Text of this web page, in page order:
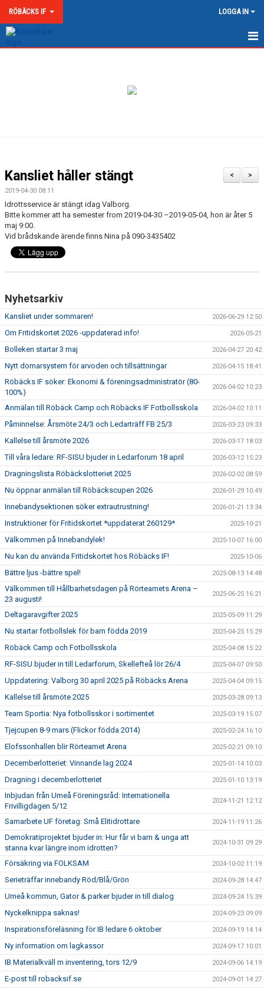
RÖBÄCKS IF LOGGA IN
MATCHER
MEDLEMSKAP & AVGIFTER
RÖBÄCKS ARENA
>
<
Kansliet håller stängt
2019-04-30 08:11
Idrottsservice är stängt idag Valborg.
Bitte kommer att ha semester from 2019-04-30 –2019-05-04, hon är åter 5
maj 9:00.
Vid brådskande ärende finns Nina på 090-3435402
Nyhetsarkiv
Kansliet under sommaren! 2026-06-29 12:50
Om Fritidskortet 2026 -uppdaterad info! 2026-05-21
Bolleken startar 3 maj 2026-04-27 20:42
Nytt domarsystem för arvoden och tillsättningar 2026-04-15 18:41
Röbäcks IF söker: Ekonomi & föreningsadministratör (80-
100%)
2026-04-02 10:23
Anmälan till Röbäck Camp och Röbäcks IF Fotbollsskola 2026-04-02 10:11
Påminnelse: Årsmöte 24/3 och Ledarträff FB 25/3 2026-03-23 09:33
Kallelse till årsmöte 2026 2026-03-17 18:03
Till våra ledare: RF-SISU bjuder in Ledarforum 18 april 2026-03-12 15:23
Dragningslista Röbäckslotteriet 2025 2026-02-02 08:59
Nu öppnar anmälan till Röbäckscupen 2026 2026-01-29 10:49
Innebandysektionen söker extrautrustning! 2026-01-21 13:34
Instruktioner för Fritidskortet *uppdaterat 260129* 2025-10-21
Välkommen på Innebandylek! 2025-10-07 16:00
Nu kan du använda Fritidskortet hos Röbäcks IF! 2025-10-06
Bättre ljus -bättre spel! 2025-08-13 14:48
Välkommen till Hållbarhetsdagen på Rörteamets Arena –
23 augusti!
2025-06-25 16:21
Deltagaravgifter 2025 2025-05-09 11:29
Nu startar fotbollslek för barn födda 2019 2025-04-25 15:29
Röbäck Camp och Fotbollsskola 2025-04-08 15:22
RF-SISU bjuder in till Ledarforum, Skellefteå lör 26/4 2025-04-07 09:50
Uppdatering: Valborg 30 april 2025 på Röbäcks Arena 2025-04-04 09:15
Kallelse till årsmöte 2025 2025-03-28 09:13
Team Sportia: Nya fotbollsskor i sortimentet 2025-03-19 15:07
Tjejcupen 8-9 mars (Flickor födda 2014) 2025-02-24 16:10
Elofssonhallen blir Rörteamet Arena 2025-02-21 09:10
Decemberlotteriet: Vinnande lag 2024 2025-01-14 10:03
Dragning i decemberlotteriet 2025-01-10 13:19
Inbjudan från Umeå Föreningsråd: Internationella
Frivilligdagen 5/12
2024-11-21 12:12
Samarbete UF företag: Små Elitidrottare 2024-11-19 11:26
Demokratiprojektet bjuder in: Hur får vi barn & unga att
stanna kvar längre inom idrotten?
2024-10-31 09:29
Försäkring via FOLKSAM 2024-10-02 11:19
Serieträffar innebandy Röd/Blå/Grön 2024-09-28 14:47
Umeå kommun, Gator & parker bjuder in till dialog 2024-09-24 15:39
Nyckelknippa saknas! 2024-09-23 09:09
Inspirationsföreläsning för IB ledare 6 oktober 2024-09-19 14:14
Ny information om lagkassor 2024-09-17 10:01
IB Materialkväll m inventering, tors 12/9 2024-09-06 14:19
E-post till robacksif.se 2024-09-01 14:27